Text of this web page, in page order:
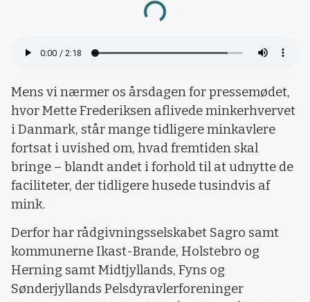
Loading...
Mens vi nærmer os årsdagen for pressemødet,
hvor Mette Frederiksen aflivede minkerhvervet
i Danmark, står mange tidligere minkavlere
fortsat i uvished om, hvad fremtiden skal
bringe – blandt andet i forhold til at udnytte de
faciliteter, der tidligere husede tusindvis af
mink.
Derfor har rådgivningsselskabet Sagro samt
kommunerne Ikast-Brande, Holstebro og
Herning samt Midtjyllands, Fyns og
Sønderjyllands Pelsdyravlerforeninger